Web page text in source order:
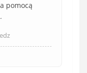
pomocą